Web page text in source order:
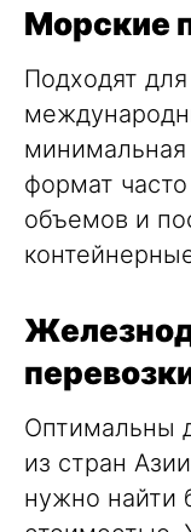
Морские
Подходят
минимальная
формат
объемов и
Оптимальны
из стран
нужно найти